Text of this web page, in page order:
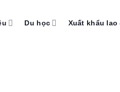
Du học Xuất khẩu lao